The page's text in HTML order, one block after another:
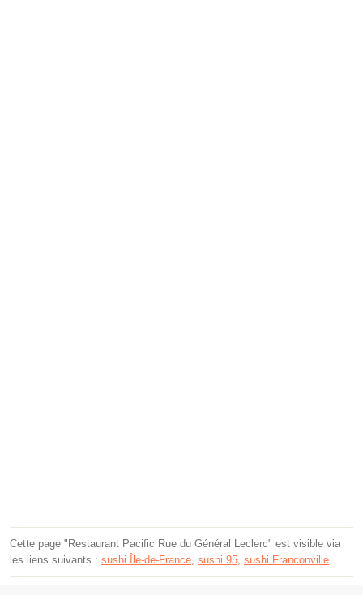
Cette page "Restaurant Pacific Rue du Général Leclerc" est visible via
les liens suivants : sushi Île-de-France, sushi 95, sushi Franconville.